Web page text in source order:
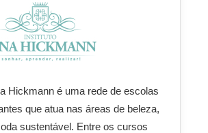
Hickmann é uma rede de escolas
que atua nas áreas de beleza,
sustentável. Entre os cursos